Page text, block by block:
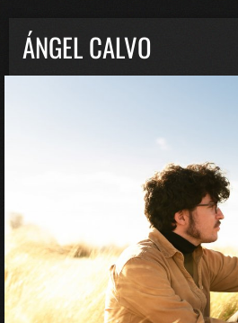
ÁNGEL CALVO